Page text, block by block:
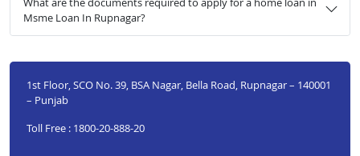
Msme Loan In Rupnagar?
1st Floor, SCO No. 39, BSA Nagar, Bella Road, Rupnagar – 140001
– Punjab
Toll Free : 1800-20-888-20